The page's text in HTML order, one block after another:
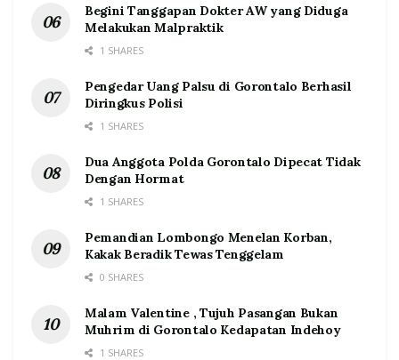
Begini Tanggapan Dokter AW yang Diduga
Melakukan Malpraktik
1 SHARES
Pengedar Uang Palsu di Gorontalo Berhasil
Diringkus Polisi
1 SHARES
Dua Anggota Polda Gorontalo Dipecat Tidak
Dengan Hormat
1 SHARES
Pemandian Lombongo Menelan Korban,
Kakak Beradik Tewas Tenggelam
0 SHARES
Malam Valentine , Tujuh Pasangan Bukan
Muhrim di Gorontalo Kedapatan Indehoy
1 SHARES